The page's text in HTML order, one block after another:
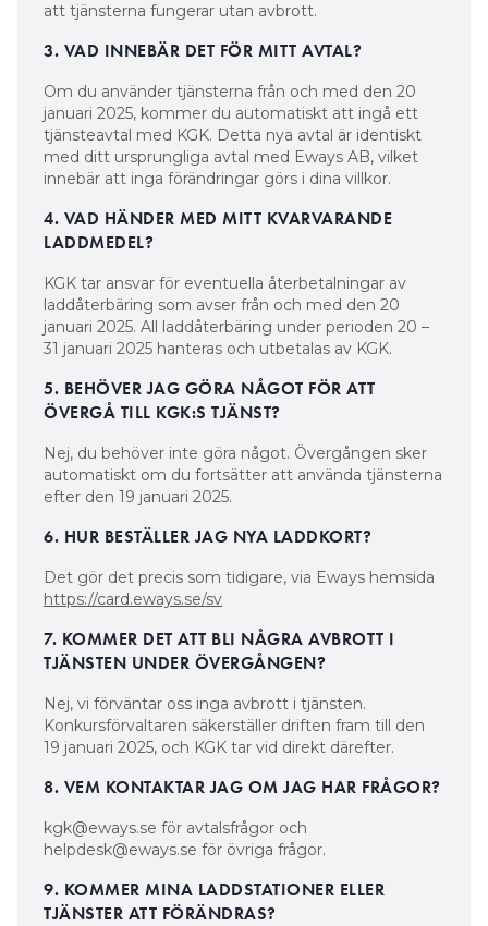
att tjänsterna fungerar utan avbrott.
3. VAD INNEBÄR DET FÖR MITT AVTAL?
Om du använder tjänsterna från och med den 20
januari 2025, kommer du automatiskt att ingå ett
tjänsteavtal med KGK. Detta nya avtal är identiskt
med ditt ursprungliga avtal med Eways AB, vilket
innebär att inga förändringar görs i dina villkor.
4. VAD HÄNDER MED MITT KVARVARANDE
LADDMEDEL?
KGK tar ansvar för eventuella återbetalningar av
laddåterbäring som avser från och med den 20
januari 2025. All laddåterbäring under perioden 20 –
31 januari 2025 hanteras och utbetalas av KGK.
5. BEHÖVER JAG GÖRA NÅGOT FÖR ATT
ÖVERGÅ TILL KGK:S TJÄNST?
Nej, du behöver inte göra något. Övergången sker
automatiskt om du fortsätter att använda tjänsterna
efter den 19 januari 2025.
6. HUR BESTÄLLER JAG NYA LADDKORT?
Det gör det precis som tidigare, via Eways hemsida
https://card.eways.se/sv
7. KOMMER DET ATT BLI NÅGRA AVBROTT I
TJÄNSTEN UNDER ÖVERGÅNGEN?
Nej, vi förväntar oss inga avbrott i tjänsten.
Konkursförvaltaren säkerställer driften fram till den
19 januari 2025, och KGK tar vid direkt därefter.
8. VEM KONTAKTAR JAG OM JAG HAR FRÅGOR?
kgk@eways.se för avtalsfrågor och
helpdesk@eways.se för övriga frågor.
9. KOMMER MINA LADDSTATIONER ELLER
TJÄNSTER ATT FÖRÄNDRAS?